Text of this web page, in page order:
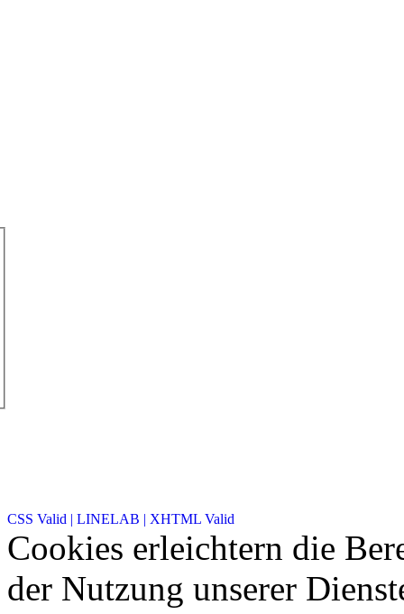
CSS Valid | LINELAB | XHTML Valid
Cookies erleichtern die
der Nutzung unserer